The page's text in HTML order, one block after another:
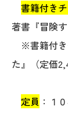
書籍付き
著書『冒険
※書籍付き
た』（定価
定員 ：１